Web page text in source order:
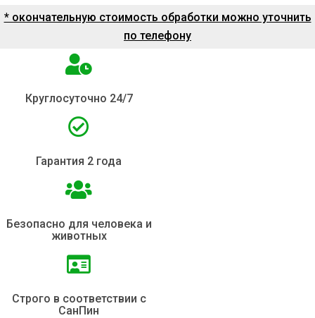
* окончательную стоимость обработки можно уточнить
по телефону
Круглосуточно 24/7
Гарантия 2 года
Безопасно для человека и
животных
Строго в соответствии с
СанПин